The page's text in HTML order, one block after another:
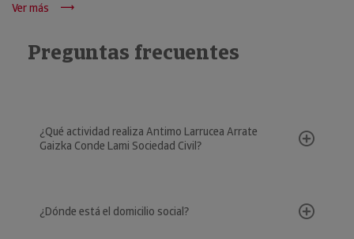
Ver más
Preguntas frecuentes
¿Qué actividad realiza Antimo Larrucea Arrate
Gaizka Conde Lami Sociedad Civil?
¿Dónde está el domicilio social?